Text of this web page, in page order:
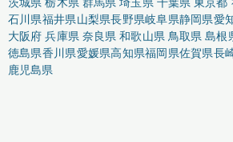
石川県福井県山梨県長野県岐阜県静岡県愛
大阪府 兵庫県 奈良県 和歌山県 鳥取県 島根
徳島県香川県愛媛県高知県福岡県佐賀県長
鹿児島県